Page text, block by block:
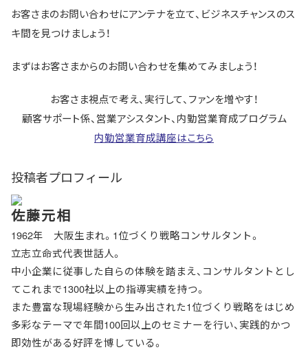
お客さまのお問い合わせにアンテナを立て、ビジネスチャンスのス
キ間を見つけましょう！
まずはお客さまからのお問い合わせを集めてみましょう！
お客さま視点で考え、実行して、ファンを増やす！
顧客サポート係、営業アシスタント、内勤営業育成プログラム
内勤営業育成講座はこちら
投稿者プロフィール
佐藤元相
1962年 大阪生まれ。1位づくり戦略コンサルタント。
立志立命式代表世話人。
中小企業に従事した自らの体験を踏まえ、コンサルタントとし
てこれまで1300社以上の指導実績を持つ。
また豊富な現場経験から生み出された1位づくり戦略をはじめ
多彩なテーマで年間100回以上のセミナーを行い、実践的かつ
即効性がある好評を博している。